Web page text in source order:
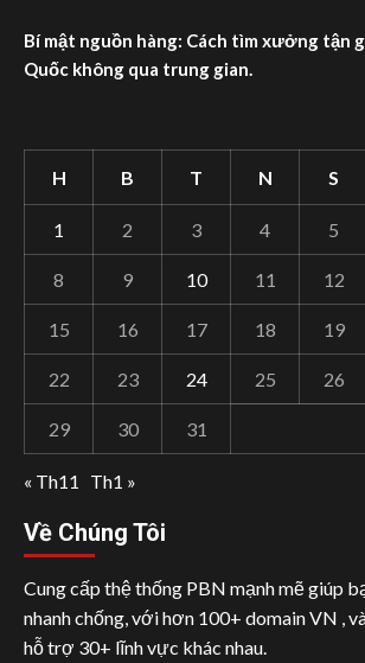
Bí mật nguồn hàng: Cách tìm xưởng tận
Quốc không qua trung gian.
H B T N S
1 2 3 4 5
8 9 10 11 12
15 16 17 18 19
22 23 24 25 26
29 30 31
« Th11 Th1 »
Về Chúng Tôi
Cung cấp thệ thống PBN mạnh mẽ giúp
nhanh chống, với hơn 100+ domain VN ,
hỗ trợ 30+ lĩnh vực khác nhau.